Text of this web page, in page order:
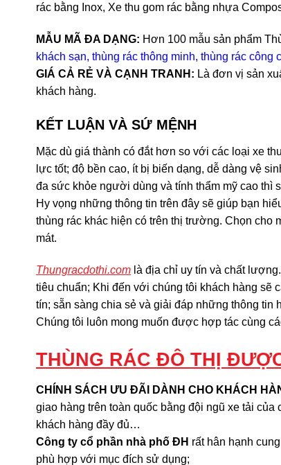
rác bằng Inox, Xe thu gom rác bằng nhựa
MẪU MÃ ĐA DẠNG: Hơn 100 mẫu sản phẩm
khách sạn, thùng rác thông minh, thùng rác công
GIÁ CẢ RẺ VÀ CẠNH TRANH: Là đơn vị sản
khách hàng.
KẾT LUẬN VÀ SỨ MỆNH
Mặc dù giá thành có đắt hơn so với các loại xe
lực tốt; độ bền cao, ít bị biến dạng, dễ dàng vệ
đa sức khỏe người dùng và tính thẩm mỹ cao thì
Hy vọng những thông tin trên đây sẽ giúp bạn
thùng rác khác hiện có trên thị trường. Chọn cho
mát.
Thungracdothi.com là địa chỉ uy tín và chất
tiêu chuẩn; Khi đến với chúng tôi khách hàng sẽ
tín; sẵn sàng chia sẻ và giải đáp những thông tin
Chúng tôi luôn mong muốn được hợp tác cùng
THÙNG RÁC ĐÔ THỊ
CHÍNH SÁCH ƯU ĐÃI DÀNH CHO KHÁCH
giao hàng trên toàn quốc bằng đội ngũ xe tải
khách hàng đầy đủ…
Công ty cổ phần nhà phố ĐH rất hân hạnh
phù hợp với mục đích sử dụng;